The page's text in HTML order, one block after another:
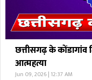
छत्तीसगढ़ के
आत्महत्या
Jun 09, 2026 | 12:37 AM